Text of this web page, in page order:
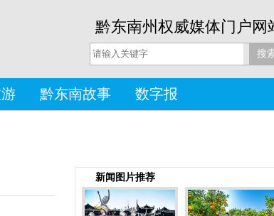
黔东南州权威媒体门户网
黔东南故事 数字报
新闻图片推荐